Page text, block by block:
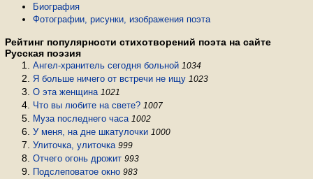
Рейтинг русских поэтов
Рейтинг стихотворений
Биография
Фотографии, рисунки, изображения поэта
Рейтинг популярности стихотворений поэта на сайте
Русская поэзия
Ангел-хранитель сегодня больной 1034
Я больше ничего от встречи не ищу 1023
О эта женщина 1021
Что вы любите на свете? 1007
Муза последнего часа 1002
У меня, на дне шкатулочки 1000
Улиточка, улиточка 999
Отчего огонь дрожит 993
Подслеповатое окно 983